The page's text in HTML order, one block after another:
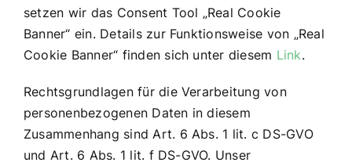
setzen wir das Consent Tool „Real Cookie
Banner“ ein. Details zur Funktionsweise von „Real
Cookie Banner“ finden sich unter diesem Link.
Rechtsgrundlagen für die Verarbeitung von
personenbezogenen Daten in diesem
Zusammenhang sind Art. 6 Abs. 1 lit. c DS-GVO
und Art. 6 Abs. 1 lit. f DS-GVO. Unser